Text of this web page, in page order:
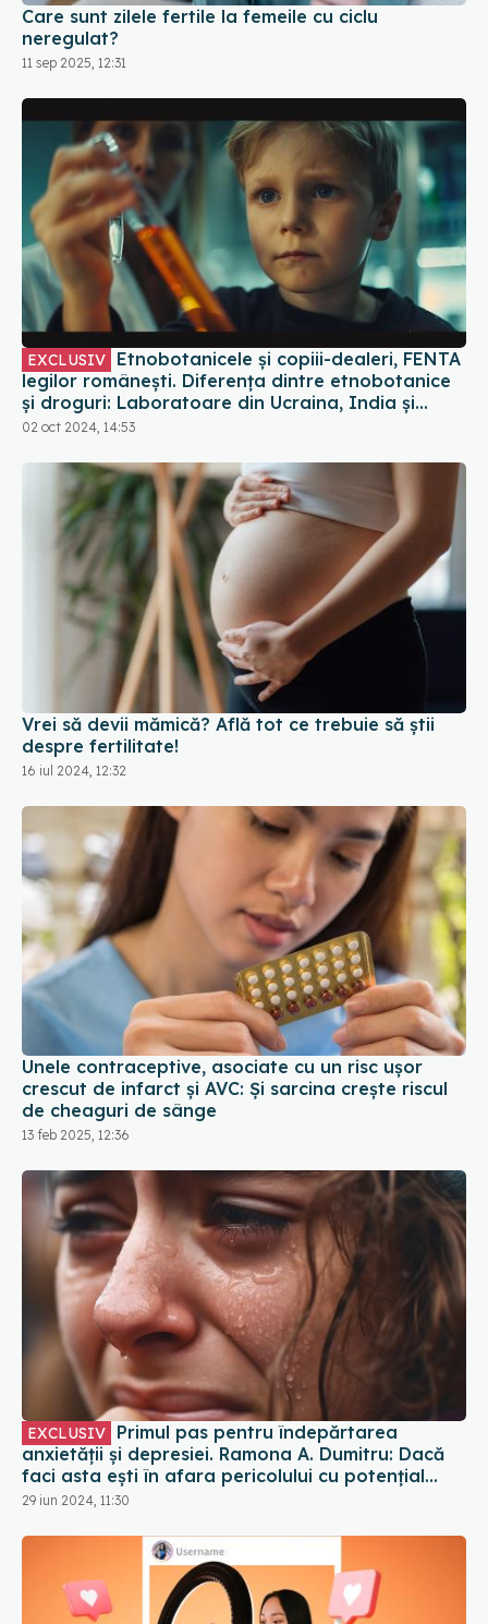
Care sunt zilele fertile la femeile cu ciclu
neregulat?
11 sep 2025, 12:31
EXCLUSIV
legilor românești. Diferența dintre etnobotanice
și droguri: Laboratoare din Ucraina, India și
China primesc comenzi de droguri pentru noi
02 oct 2024, 14:53
Vrei să devii mămică? Află tot ce trebuie să știi
despre fertilitate!
16 iul 2024, 12:32
Unele contraceptive, asociate cu un risc uşor
crescut de infarct și AVC: Și sarcina creşte riscul
de cheaguri de sânge
13 feb 2025, 12:36
EXCLUSIV
anxietății și depresiei. Ramona A. Dumitru: Dacă
faci asta ești în afara pericolului cu potențial
distructiv și 100% toxic
29 iun 2024, 11:30